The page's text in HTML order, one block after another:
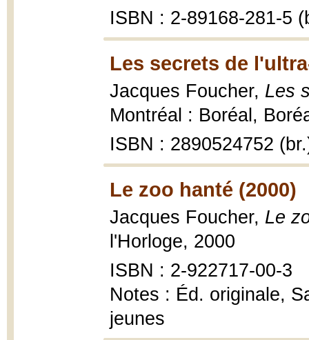
ISBN : 2-89168-281-5
Les secrets de
Jacques Foucher, Les
Montréal : Boréal,
ISBN : 2890524752
Le zoo hanté (2000)
Jacques Foucher, Le
l'Horloge, 2000
ISBN : 2-922717-00-3
Notes : Éd. originale,
jeunes